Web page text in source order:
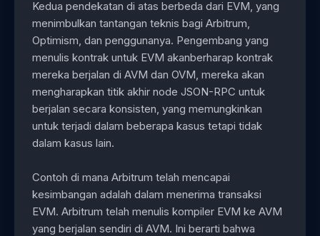
Kedua pendekatan di atas berbeda dari EVM, yang
menimbulkan tantangan teknis bagi Arbitrum,
Optimism, dan penggunanya. Pengembang yang
menulis kontrak untuk EVM akanberharap kontrak
mereka berjalan di AVM dan OVM, mereka akan
mengharapkan titik akhir node JSON-RPC untuk
berjalan secara konsisten, yang memungkinkan
untuk terjadi dalam beberapa kasus tetapi tidak
dalam kasus lain.
Contoh di mana Arbitrum telah mencapai
kesimbangan adalah dalam menerima transaksi
EVM. Arbitrum telah menulis kompiler EVM ke AVM
yang berjalan sendiri di AVM. Ini berarti bahwa